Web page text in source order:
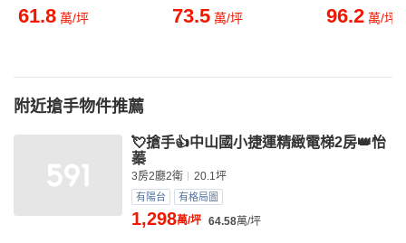
61.8 萬/坪 73.5 萬/坪 96.2 萬/坪
附近搶手物件推薦
💘搶手👍中山國小捷運精緻電梯2房👑怡
蓁
3房2廳2衛 20.1坪
有陽台 有格局圖
1,298萬/坪 64.58萬/坪